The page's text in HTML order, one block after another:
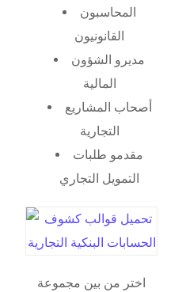
المحاسبون
القانونيون
مديرو الشؤون
المالية
أصحاب المشاريع
التجارية
مقدمو طلبات
التمويل التجاري
اختر من بين مجموعة